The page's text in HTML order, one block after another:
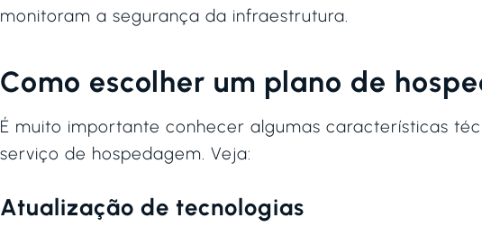
monitoram a segurança da infraestrutura.
Como escolher um plano de
É muito importante conhecer algumas características
serviço de hospedagem. Veja:
Atualização de tecnologias